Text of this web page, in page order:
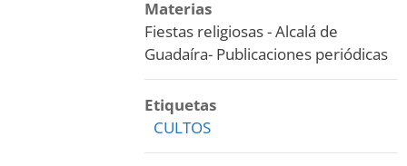
Materias
Fiestas religiosas - Alcalá de
Guadaíra- Publicaciones periódicas
Etiquetas
CULTOS